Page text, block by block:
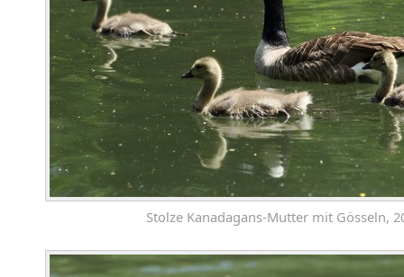
Stolze Kanadagans-Mutter mit Gösseln,